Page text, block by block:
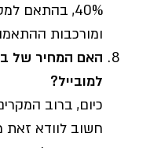
40%, בהתאם
ומורכבות
האם המחיר של
למובייל?
כיום, ברוב
חשוב לוודא